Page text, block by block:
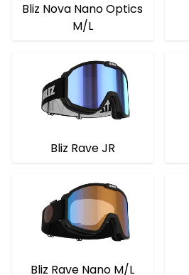
Bliz Nova Nano Optics
M/L
Bliz Rave JR
Bliz Rave Nano M/L